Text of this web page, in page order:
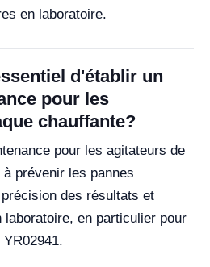
en laboratoire.
d'établir un
pour les
chauffante?
pour les agitateurs de
prévenir les pannes
des résultats et
en particulier pour